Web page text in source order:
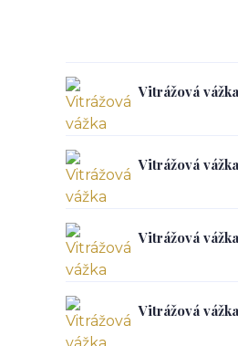
Vitrážová vážka
Vitrážová
Vitrážová
Vitrážová